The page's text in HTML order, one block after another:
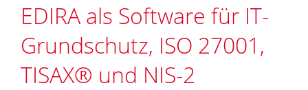
EDIRA als Software für IT-
Grundschutz, ISO 27001,
TISAX® und NIS-2